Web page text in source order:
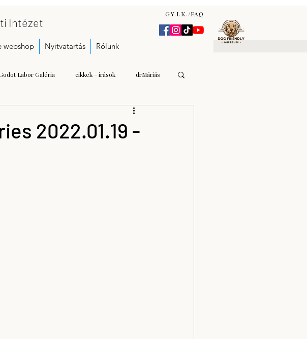
Intézet
GY.I.K./FAQ
webshop Nyitvatartás Rólunk
Labor Galéria cikkek - írások drMáriás
Gulyás Andrea Katalin
2022.01.19 -